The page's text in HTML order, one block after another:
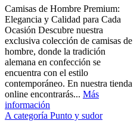
Camisas de Hombre Premium:
Elegancia y Calidad para Cada
Ocasión Descubre nuestra
exclusiva colección de camisas de
hombre, donde la tradición
alemana en confección se
encuentra con el estilo
contemporáneo. En nuestra tienda
online encontrarás... Más
información
A categoría Punto y sudor